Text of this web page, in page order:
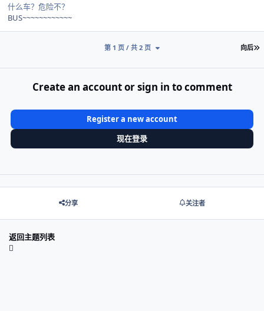
什么车？危险不？
BUS~~~~~~~~~~~~
向后
第 1 页 / 共 2 页
Create an account or sign in to comment
Register a new account
现在登录
分享 关注者
返回主题列表